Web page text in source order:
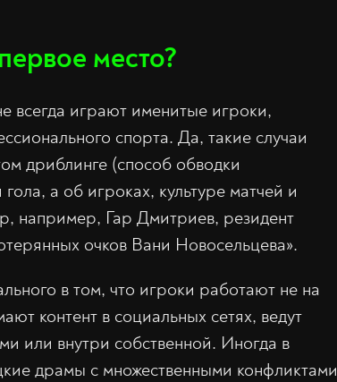
место?
всегда играют именитые игроки,
спорта. Да, такие случаи
дриблинге (способ обводки
а об игроках, культуре матчей и
например, Гар Дмитриев, резидент
очков Вани Новосельцева».
в том, что игроки работают не на
контент в социальных сетях, ведут
или внутри собственной. Иногда в
драмы с множественными конфликтами